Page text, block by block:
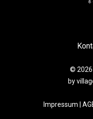
© 2026
by
Impressum